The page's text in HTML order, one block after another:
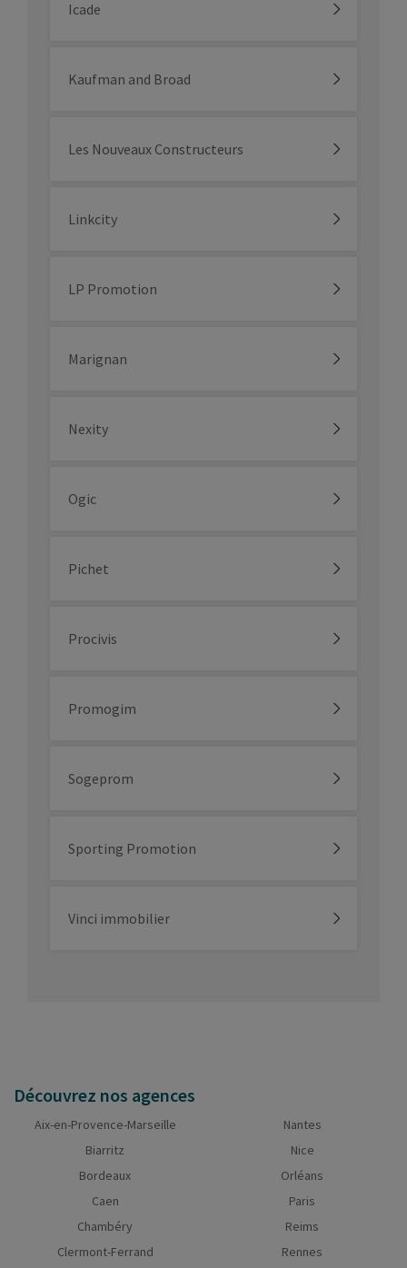
Icade
Kaufman and Broad
Les Nouveaux Constructeurs
Linkcity
LP Promotion
Marignan
Nexity
Ogic
Pichet
Procivis
Promogim
Sogeprom
Sporting Promotion
Vinci immobilier
Découvrez nos agences
Aix-en-Provence-Marseille
Biarritz
Bordeaux
Caen
Chambéry
Clermont-Ferrand
Nantes
Nice
Orléans
Paris
Reims
Rennes